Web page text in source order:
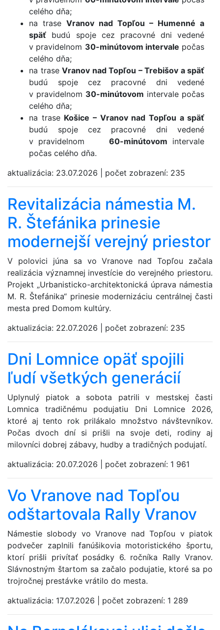
celého dňa;
na traseVranov nad Topľou – Humenné a
späť budú spoje cez pracovné dni vedené
v pravidelnom 30-minútovom intervale počas
celého dňa;
na traseVranov nad Topľou – Trebišov a späť
budú spoje cez pracovné dni vedené
v pravidelnom 30-minútovom intervale počas
celého dňa;
na trase Košice – Vranov nad Topľou a späť
budú spoje cez pracovné dni vedené
v pravidelnom60-minútovom intervale
počas celého dňa.
aktualizácia: 23.07.2026 počet zobrazení: 235
Revitalizácia námestia M.
R. Štefánika prinesie
modernejší verejný priestor
V polovici júna sa vo Vranove nad Topľou začala
realizácia významnej investície do verejného priestoru.
Projekt „Urbanisticko-architektonická úprava námestia
M. R. Štefánika“ prinesie modernizáciu centrálnej časti
mesta pred Domom kultúry.
aktualizácia: 22.07.2026 počet zobrazení: 235
Dni Lomnice opäť spojili
ľudí všetkých generácií
Uplynulý piatok a sobota patrili v mestskej časti
Lomnica tradičnému podujatiu Dni Lomnice 2026,
ktoré aj tento rok prilákalo množstvo návštevníkov.
Počas dvoch dní si prišli na svoje deti, rodiny aj
milovníci dobrej zábavy, hudby a tradičných podujatí.
aktualizácia: 20.07.2026 počet zobrazení: 1 961
Vo Vranove nad Topľou
odštartovala Rally Vranov
Námestie slobody vo Vranove nad Topľou v piatok
podvečer zaplnili fanúšikovia motoristického športu,
ktorí prišli privítať posádky 6. ročníka Rally Vranov.
Slávnostným štartom sa začalo podujatie, ktoré sa po
trojročnej prestávke vrátilo do mesta.
aktualizácia: 17.07.2026 počet zobrazení: 1 289